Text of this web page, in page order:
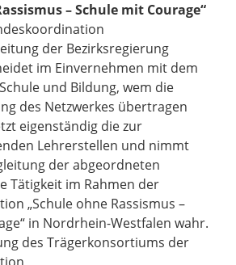
– Schule mit Courage“
der Bezirksregierung
im Einvernehmen mit dem
und Bildung, wem die
des Netzwerkes übertragen
eigenständig die zur
Lehrerstellen und nimmt
der abgeordneten
Tätigkeit im Rahmen der
„Schule ohne Rassismus –
in Nordrhein-Westfalen wahr.
des Trägerkonsortiums der